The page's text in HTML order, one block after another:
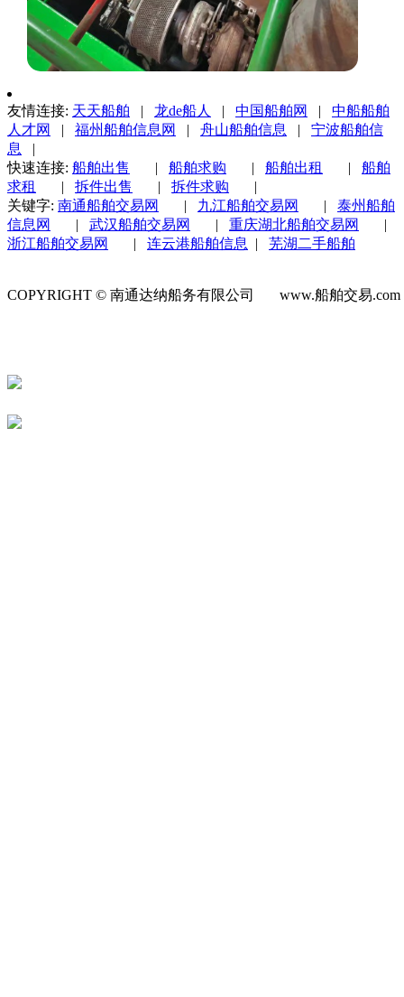
友情连接: 天天船舶 | 龙de船人 | 中国船舶网 | 中船船舶
人才网
| 福州船舶信息网 | 舟山船舶信息 | 宁波船舶信
息
|
快速连接: 船舶出售 | 船舶求购 | 船舶出租 | 船舶
求租
| 拆件出售 | 拆件求购 |
关键字: 南通船舶交易网 | 九江船舶交易网 | 泰州船舶
信息网
| 武汉船舶交易网 | 重庆湖北船舶交易网
|
浙江船舶交易网
| 连云港船舶信息 | 芜湖二手船舶
COPYRIGHT © 南通达纳船务有限公司 www.船舶交易